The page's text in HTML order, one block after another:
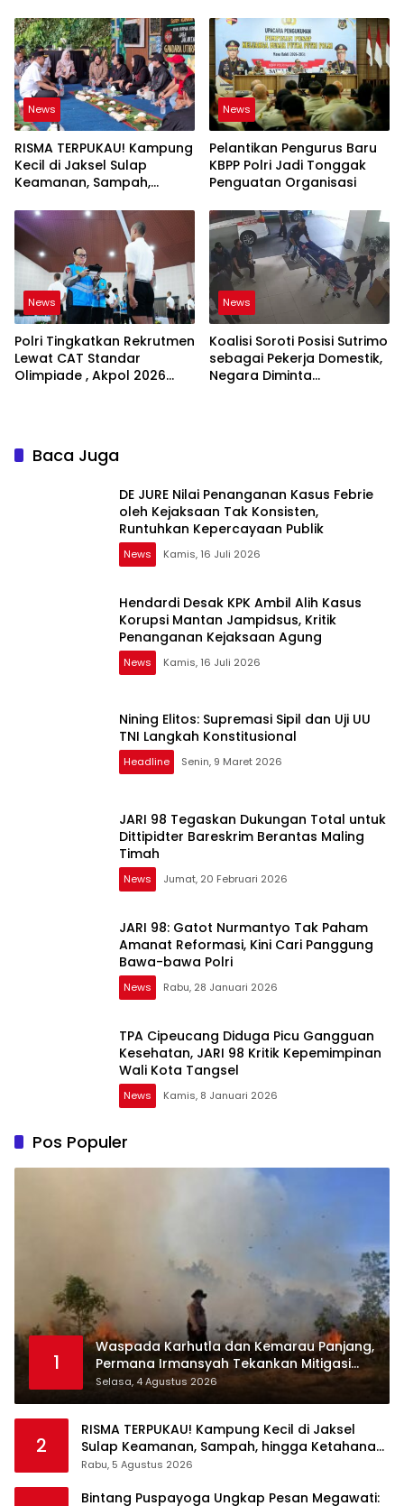
Dikembangkan
News
RISMA TERPUKAU! Kampung
Kecil di Jaksel Sulap
Keamanan, Sampah,
Jadi Satu Sistem
News
Pelantikan Pengurus Baru
KBPP Polri Jadi Tonggak
Penguatan Organisasi
News
Polri Tingkatkan Rekrutmen
Lewat CAT Standar
Olimpiade , Akpol 2026
News
Koalisi Soroti Posisi Sutrimo
sebagai Pekerja Domestik,
Negara Diminta
Baca Juga
DE JURE Nilai Penanganan Kasus Febrie
oleh Kejaksaan Tak Konsisten,
Runtuhkan Kepercayaan Publik
News Kamis, 16 Juli 2026
Hendardi Desak KPK Ambil Alih Kasus
Korupsi Mantan Jampidsus, Kritik
Penanganan Kejaksaan Agung
News Kamis, 16 Juli 2026
Nining Elitos: Supremasi Sipil dan Uji UU
TNI Langkah Konstitusional
Headline Senin, 9 Maret 2026
JARI 98 Tegaskan Dukungan Total untuk
Dittipidter Bareskrim Berantas Maling
Timah
News Jumat, 20 Februari 2026
JARI 98: Gatot Nurmantyo Tak Paham
Amanat Reformasi, Kini Cari Panggung
Bawa-bawa Polri
News Rabu, 28 Januari 2026
TPA Cipeucang Diduga Picu Gangguan
Kesehatan, JARI 98 Kritik Kepemimpinan
Wali Kota Tangsel
News Kamis, 8 Januari 2026
Pos Populer
1
Waspada Karhutla dan Kemarau Panjang,
Permana Irmansyah Tekankan Mitigasi
Berbasis Komunitas
Selasa, 4 Agustus 2026
2
RISMA TERPUKAU! Kampung Kecil di Jaksel
Sulap Keamanan, Sampah, hingga Ketahanan
Pangan Jadi Satu Sistem
Rabu, 5 Agustus 2026
Bintang Puspayoga Ungkap Pesan Megawati: